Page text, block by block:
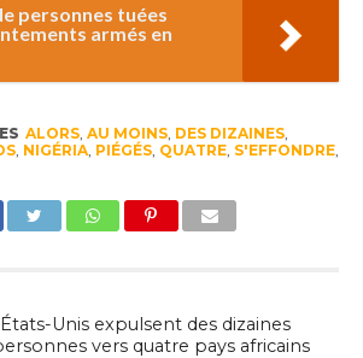
personnes tuées
armés en
ALORS, AU MOINS, DES DIZAINES,
, NIGÉRIA, PIÉGÉS, QUATRE, S'EFFONDRE,
Unis expulsent des dizaines
vers quatre pays africains